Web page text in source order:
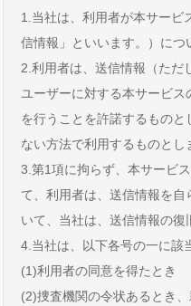
1.当社は、利用者が本サービ
信情報」といいます。）につ
2.利用者は、送信情報（ただ
ユーザーに対する本サービ
を行うことを許諾するもの
ない方法で利用するものとし
3.第1項に拘らず、本サービ
て、利用者は、送信情報を
いて、当社は、送信情報の復
4.当社は、以下各号の一に該
(1)利用者の同意を得たとき
(2)捜査機関の令状あるとき